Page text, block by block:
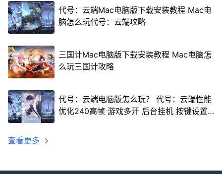
代号：云端Mac电脑版下载安装教程 Mac电
脑怎么玩代号：云端攻略
三国计Mac电脑版下载安装教程 Mac电脑怎
么玩三国计攻略
代号：云端电脑版怎么玩？ 代号：云端性能
优化240高帧 游戏多开 后台挂机 按键设置
查看更多